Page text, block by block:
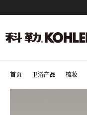
首页 卫浴产品 梳妆